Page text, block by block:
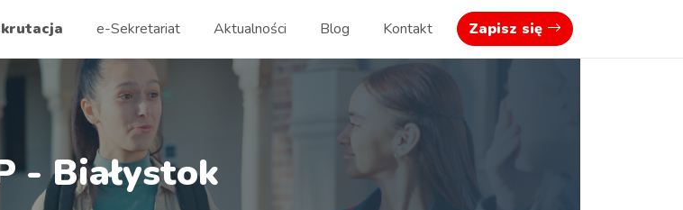
e-Sekretariat Aktualności Blog Kontakt Zapisz się
- Białystok